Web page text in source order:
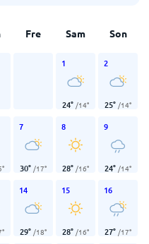
Fre Sam Son
1
24° /14°
2
25° /14°
°
7
30° /17°
8
28° /16°
9
24° /14°
°
14
29° /18°
15
28° /16°
16
27° /17°